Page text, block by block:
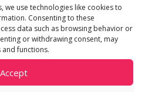
we use technologies like cookies to
Consenting to these
data such as browsing behavior or
or withdrawing consent, may
functions.
Accept
sich aus der
unserer Kunden,
stets für Ihre